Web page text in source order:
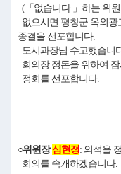
(「없습니다.」하는 위
없으시면 평창군 옥외광
종결을 선포합니다.
도시과장님 수고했습니
회의장 정돈을 위하여
정회를 선포합니다.
○위원장심현정: 의석을
회의를 속개하겠습니다.